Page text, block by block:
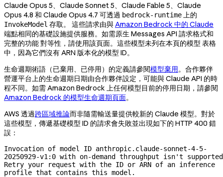
Claude Opus 5、Claude Sonnet 5、Claude Fable 5、Claude
Opus 4.8 和 Claude Opus 4.7 可透過 bedrock-runtime上的
InvokeModel 存取。 這些請求由與Amazon Bedrock 中的 Claude
端點相同的基礎設施提供服務。如需原生 Messages API 請求格式和
完整的功能 對等性，請使用該頁面。這些模型未列在本頁的模型 表格
中，因為它們沒有 ARN 版本化的模型 ID。
生命週期術語（已棄用、已停用）的定義請參閱模型棄用。合作夥伴
營運平台上的生命週期日期由合作夥伴設定，可能與 Claude API 的時
程不同。如需 Amazon Bedrock 上任何模型目前的停用日期，請參閱
Amazon Bedrock 的模型生命週期頁面。
AWS 透過跨區域推論而非隨需輸送量提供較新的 Claude 模型。對於
這些模型，傳遞基礎模型 ID 的請求會失敗並出現如下的 HTTP 400 錯
誤：
Invocation of model ID anthropic.claude-sonnet-4-5-
20250929-v1:0 with on-demand
throughput isn't
Retry your request with the ID or ARN of an inference
profile that contains this model.